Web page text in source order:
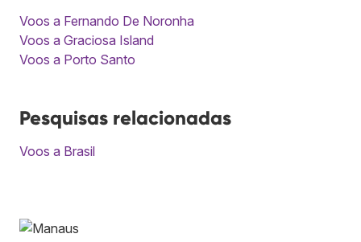
Voos a Fernando De Noronha
Voos a Graciosa Island
Voos a Porto Santo
Pesquisas relacionadas
Voos a Brasil